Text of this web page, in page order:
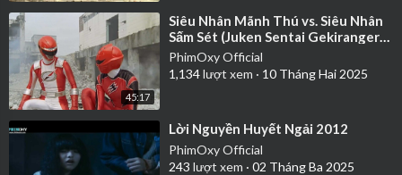
45:17
⁣Siêu Nhân Mãnh Thú vs. Siêu Nhân
Sấm Sét (Juken Sentai Gekiranger
vs. Boukenger) 2008 | Thuyết Minh
PhimOxy Official
1,134lượt xem · 10 Tháng Hai 2025
⁣Lời Nguyền Huyết Ngải 2012
PhimOxy Official
243 lượt xem · 02 Tháng Ba 2025